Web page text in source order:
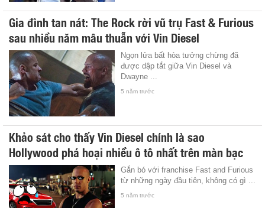
Gia đình tan nát: The Rock rời vũ trụ Fast & Furious
sau nhiều năm mâu thuẫn với Vin Diesel
Ngọn lửa bất hòa tưởng chừng đã
được dập tắt giữa Vin Diesel và
Dwayne ...
5 năm trước
Khảo sát cho thấy Vin Diesel chính là sao
Hollywood phá hoại nhiều ô tô nhất trên màn bạc
Gắn bó với franchise Fast and Furious
từ những ngày đầu tiên, không có gì ...
5 năm trước